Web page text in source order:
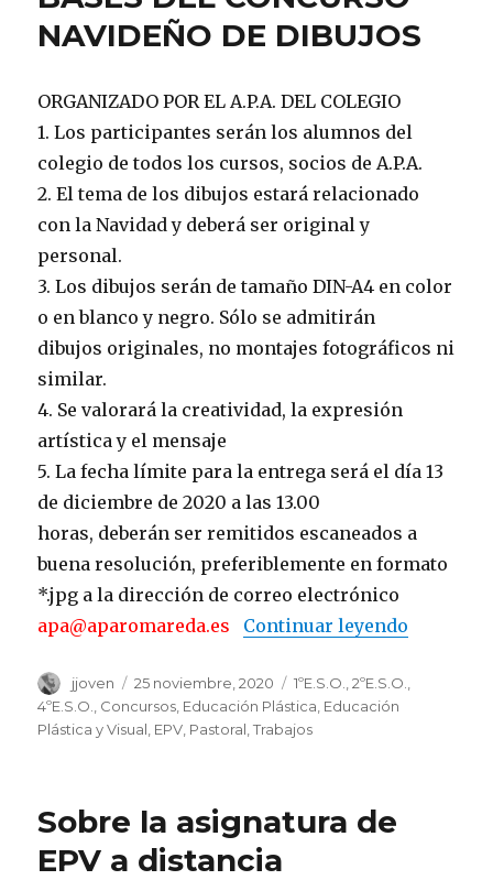
NAVIDEÑO DE DIBUJOS
ORGANIZADO POR EL A.P.A. DEL COLEGIO
1. Los participantes serán los alumnos del
colegio de todos los cursos, socios de A.P.A.
2. El tema de los dibujos estará relacionado
con la Navidad y deberá ser original y
personal.
3. Los dibujos serán de tamaño DIN-A4 en color
o en blanco y negro. Sólo se admitirán
dibujos originales, no montajes fotográficos ni
similar.
4. Se valorará la creatividad, la expresión
artística y el mensaje
5. La fecha límite para la entrega será el día 13
de diciembre de 2020 a las 13.00
horas, deberán ser remitidos escaneados a
buena resolución, preferiblemente en formato
*.jpg a la dirección de correo electrónico
apa@aparomareda.es
Continuar leyendo
Autor
jjoven
Publicado
el
25 noviembre, 2020 Categorías
1ºE.S.O. ,2ºE.S.O.
4ºE.S.O.
Concursos Educación Plástica Educación
Plástica y Visual EPV Pastoral ,Trabajos
Sobre la asignatura de
EPV a distancia